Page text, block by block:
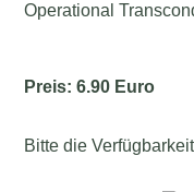
Operational
Preis: 6.90 Euro
Bitte die